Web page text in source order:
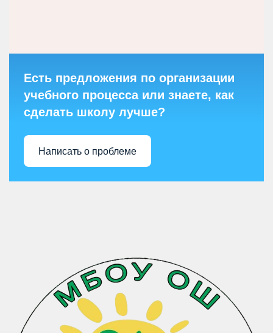
Есть предложения по организации
учебного процесса или знаете, как
сделать школу лучше?
Написать о проблеме